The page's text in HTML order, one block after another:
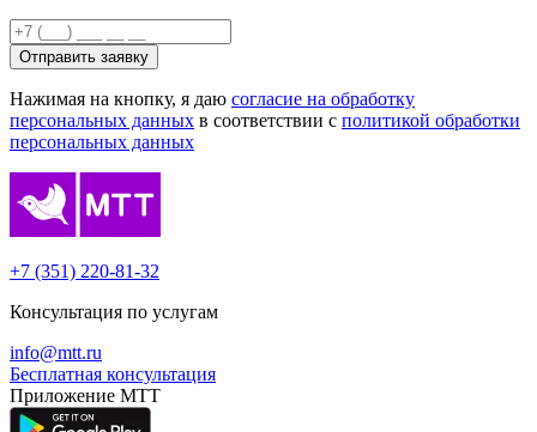
Отправить заявку
Нажимая на кнопку, я даю согласие на обработку
персональных данных в соответствии с политикой обработки
персональных данных
+7 (351) 220-81-32
Консультация по услугам
info@mtt.ru
Бесплатная консультация
Приложение МТТ